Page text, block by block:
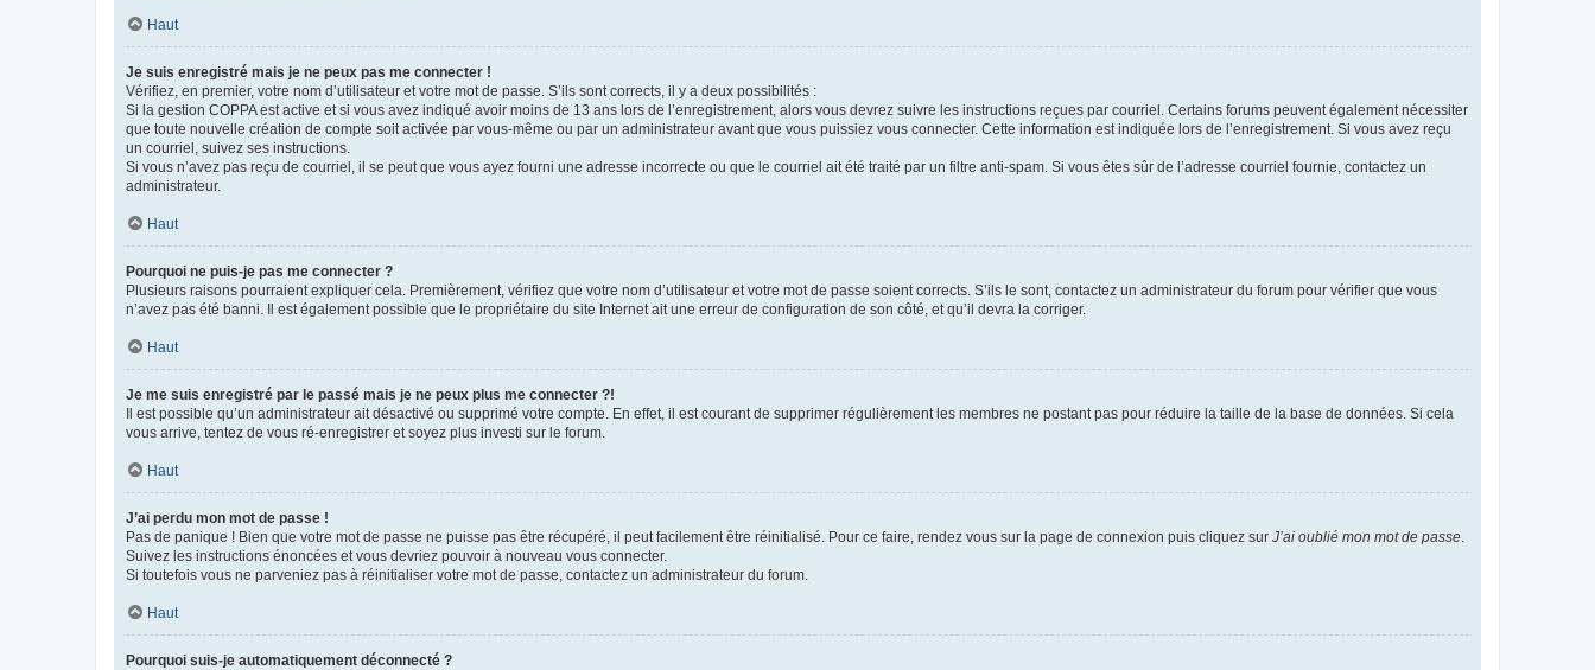
Haut
Je suis enregistré mais je ne peux pas me connecter !
Vérifiez, en premier, votre nom d’utilisateur et votre mot de passe. S’ils sont corrects, il y a deux possibilités :
Si la gestion COPPA est active et si vous avez indiqué avoir moins de 13 ans lors de l’enregistrement, alors vous devrez suivre les instructions reçues par courriel. Certains forums peuvent également nécessiter
que toute nouvelle création de compte soit activée par vous-même ou par un administrateur avant que vous puissiez vous connecter. Cette information est indiquée lors de l’enregistrement. Si vous avez reçu
un courriel, suivez ses instructions.
Si vous n’avez pas reçu de courriel, il se peut que vous ayez fourni une adresse incorrecte ou que le courriel ait été traité par un filtre anti-spam. Si vous êtes sûr de l’adresse courriel fournie, contactez un
administrateur.
Haut
Pourquoi ne puis-je pas me connecter ?
Plusieurs raisons pourraient expliquer cela. Premièrement, vérifiez que votre nom d’utilisateur et votre mot de passe soient corrects. S’ils le sont, contactez un administrateur du forum pour vérifier que vous
n’avez pas été banni. Il est également possible que le propriétaire du site Internet ait une erreur de configuration de son côté, et qu’il devra la corriger.
Haut
Je me suis enregistré par le passé mais je ne peux plus me connecter ?!
Il est possible qu’un administrateur ait désactivé ou supprimé votre compte. En effet, il est courant de supprimer régulièrement les membres ne postant pas pour réduire la taille de la base de données. Si cela
vous arrive, tentez de vous ré-enregistrer et soyez plus investi sur le forum.
Haut
J’ai perdu mon mot de passe !
Pas de panique ! Bien que votre mot de passe ne puisse pas être récupéré, il peut facilement être réinitialisé. Pour ce faire, rendez vous sur la page de connexion puis cliquez sur J’ai oublié mon mot de passe.
Suivez les instructions énoncées et vous devriez pouvoir à nouveau vous connecter.
Si toutefois vous ne parveniez pas à réinitialiser votre mot de passe, contactez un administrateur du forum.
Haut
Pourquoi suis-je automatiquement déconnecté ?